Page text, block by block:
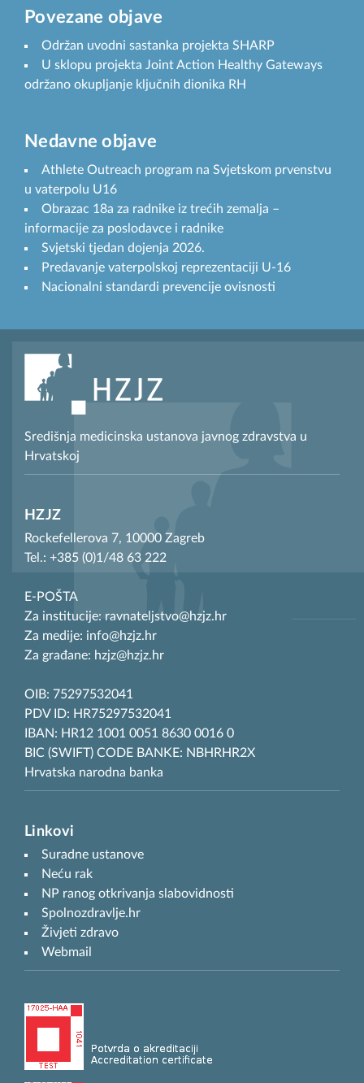
Povezane objave
Održan uvodni sastanka projekta SHARP
U sklopu projekta Joint Action Healthy Gateways
održano okupljanje ključnih dionika RH
Nedavne objave
Athlete Outreach program na Svjetskom prvenstvu
u vaterpolu U16
Obrazac 18a za radnike iz trećih zemalja –
informacije za poslodavce i radnike
Svjetski tjedan dojenja 2026.
Predavanje vaterpolskoj reprezentaciji U-16
Nacionalni standardi prevencije ovisnosti
Središnja medicinska ustanova javnog zdravstva u
Hrvatskoj
HZJZ
Rockefellerova 7, 10000 Zagreb
Tel.: +385 (0)1/48 63 222
E-POŠTA
Za institucije: ravnateljstvo@hzjz.hr
Za medije: info@hzjz.hr
Za građane: hzjz@hzjz.hr
OIB: 75297532041
PDV ID: HR75297532041
IBAN: HR12 1001 0051 8630 0016 0
BIC (SWIFT) CODE BANKE: NBHRHR2X
Hrvatska narodna banka
Linkovi
Suradne ustanove
Neću rak
NP ranog otkrivanja slabovidnosti
Spolnozdravlje.hr
Živjeti zdravo
Webmail